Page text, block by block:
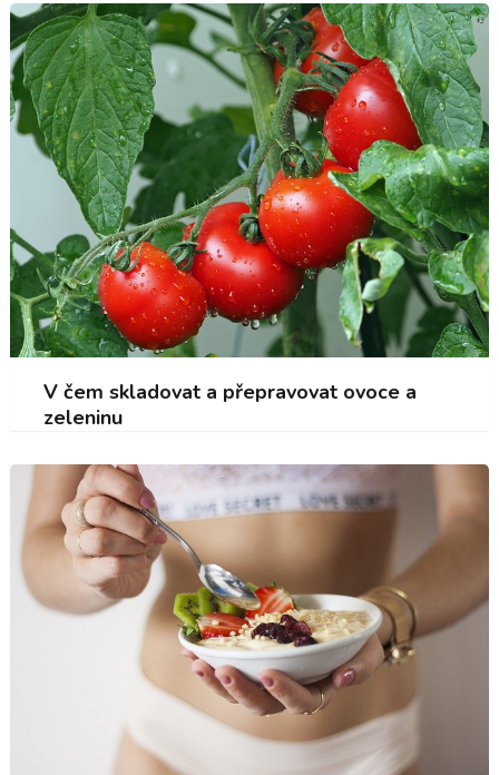
V čem skladovat a přepravovat ovoce a
zeleninu